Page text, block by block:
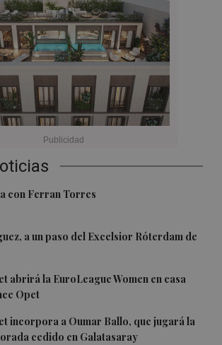
con Ferran Torres
a un paso del Excelsior Róterdam de
abrirá la EuroLeague Women en casa
Opet
incorpora a Oumar Ballo, que jugará la
cedido en Galatasaray